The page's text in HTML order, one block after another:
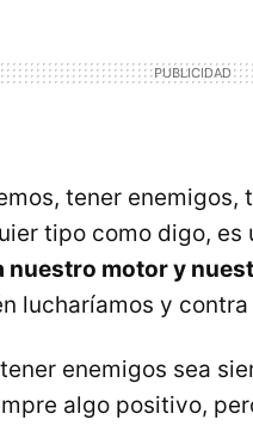
tener
tipo como digo, es
nuestro motor y
lucharíamos y
enemigos sea
algo positivo,